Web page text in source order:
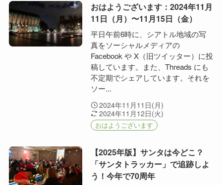
おはようございます：2024年11月
11日（月）〜11月15日（金）
平日午前6時に、シアトル地域の写
真をソーシャルメディアの
Facebook や X（旧ツイッター）に投
稿しています。また、Threads にも
不定期でシェアしています。それを
ソー...
2024年11月11日(月)
2024年11月12日(火)
おはようございます
【2025年版】サンタは今どこ？
「サンタトラッカー」で追跡しよ
う！今年で70周年